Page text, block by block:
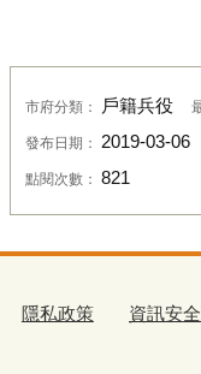
市府分類： 戶籍兵役
發布日期： 2019-03-06
點閱次數： 821
隱私政策 資訊安